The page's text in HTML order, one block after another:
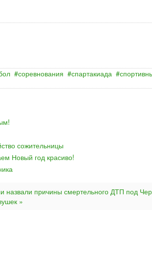
соревнования спартакиада
сожительницы
Новый год красиво!
назвали причины смертельного ДТП под
»